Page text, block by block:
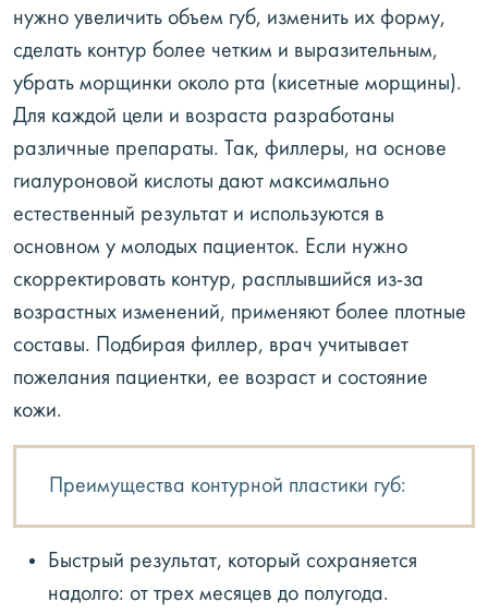
нужно увеличить объем губ, изменить их форму,
сделать контур более четким и выразительным,
убрать морщинки около рта (кисетные морщины).
Для каждой цели и возраста разработаны
различные препараты. Так, филлеры, на основе
гиалуроновой кислоты дают максимально
естественный результат и используются в
основном у молодых пациенток. Если нужно
скорректировать контур, расплывшийся из-за
возрастных изменений, применяют более плотные
составы. Подбирая филлер, врач учитывает
пожелания пациентки, ее возраст и состояние
кожи.
Преимущества контурной пластики губ:
Быстрый результат, который сохраняется
надолго: от трех месяцев до полугода.